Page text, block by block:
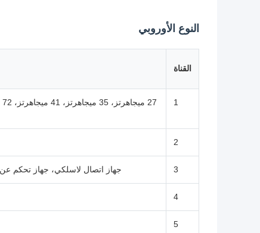
النوع الأوروبي
القناة
1
2
3 جهاز اتصال لاسلكي، جهاز تحكم عن بعد للسيارة
4
5